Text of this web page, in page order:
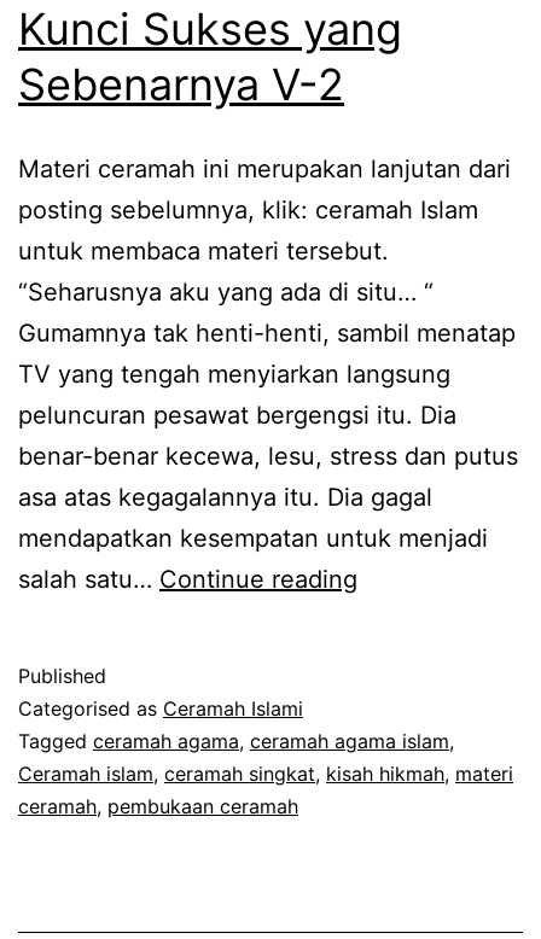
Kunci Sukses yang
Sebenarnya V-2
Materi ceramah ini merupakan lanjutan dari
posting sebelumnya, klik: ceramah Islam
untuk membaca materi tersebut.
“Seharusnya aku yang ada di situ… “
Gumamnya tak henti-henti, sambil menatap
TV yang tengah menyiarkan langsung
peluncuran pesawat bergengsi itu. Dia
benar-benar kecewa, lesu, stress dan putus
asa atas kegagalannya itu. Dia gagal
mendapatkan kesempatan untuk menjadi
salah satu… Continue reading
V-
2
Published
Categorised as Ceramah Islami
Tagged ceramah agama, ceramah agama islam,
Ceramah islam, ceramah singkat, kisah hikmah, materi
ceramah, pembukaan ceramah